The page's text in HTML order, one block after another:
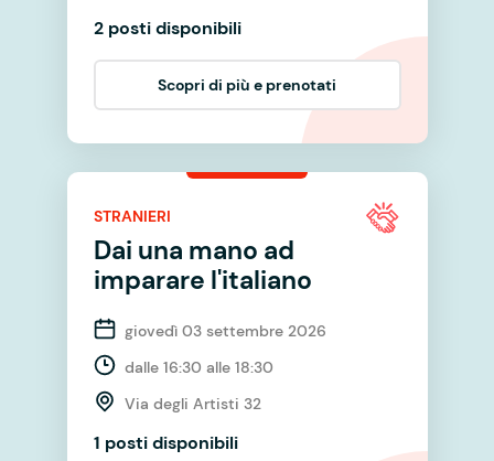
2 posti disponibili
Scopri di più e prenotati
STRANIERI
Dai una mano ad
imparare l'italiano
giovedì 03 settembre 2026
dalle 16:30 alle 18:30
Via degli Artisti 32
1 posti disponibili